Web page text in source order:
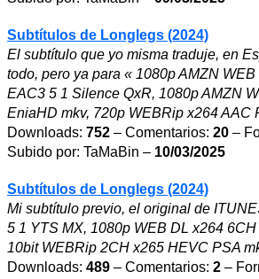
Subtítulos de Longlegs (2024)
El subtítulo que yo misma traduje, en
todo, pero ya para « 1080p AMZN
EAC3 5 1 Silence QxR, 1080p AMZN
EniaHD mkv, 720p WEBRip x264 AAC
Downloads: 752 – Comentarios: 20 –
Subido por: TaMaBin – 10/03/2025
Subtítulos de Longlegs (2024)
Mi subtítulo previo, el original de
5 1 YTS MX, 1080p WEB DL x264
10bit WEBRip 2CH x265 HEVC PSA
Downloads: 489 – Comentarios: 2 –